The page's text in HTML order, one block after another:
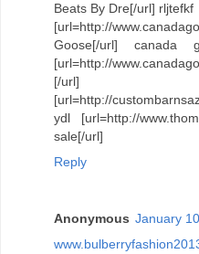
Beats By Dre[/url] rljtefkf
[url=http://
Goose[/url] canada
[url=http://
[/url]
[url=http://
ydl [url=http://
sale[/url]
Reply
Anonymous January